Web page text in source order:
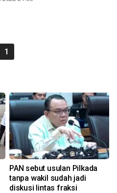
1
PAN sebut usulan Pilkada
tanpa wakil sudah jadi
diskusi lintas fraksi